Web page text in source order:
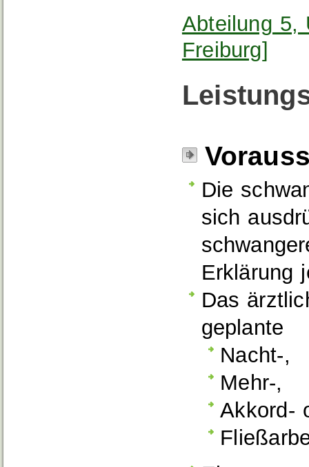
Abteilung 5,
Freiburg]
Die
sich
Erklärung
Das
geplante
Nacht-,
Mehr-,
Akkord-